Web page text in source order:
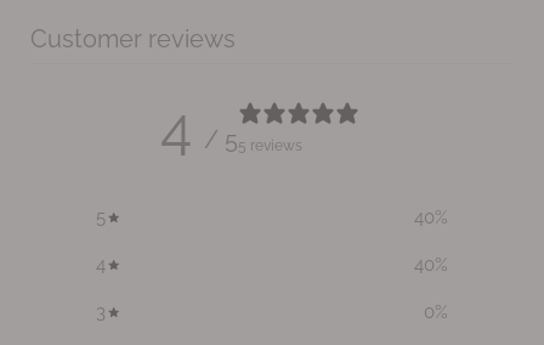
Customer reviews
4 / 55 reviews
5 40%
4 40%
3 0%